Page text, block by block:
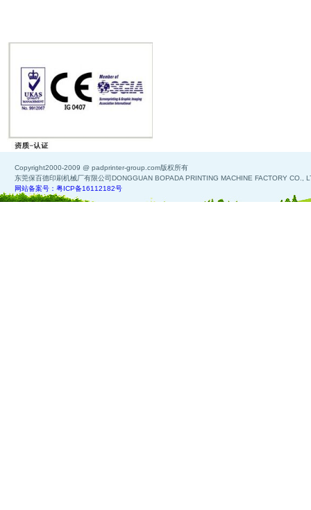
Copyright2000-2009 @ padprinter-group.com版权所有
东莞保百德印刷机械厂有限公司DONGGUAN BOPADA PRINTING MACHINE FACTORY CO.,
网站备案号：粤ICP备16112182号